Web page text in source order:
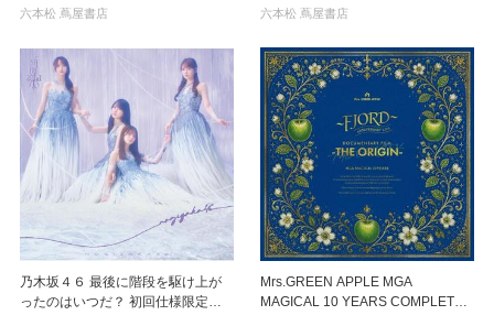
六本松 蔦屋書店 六本松 蔦屋書店
乃木坂４６ 最後に階段を駆け上が
ったのはいつだ？ 初回仕様限定盤D
Mrs.GREEN APPLE MGA
MAGICAL 10 YEARS COMPLETE